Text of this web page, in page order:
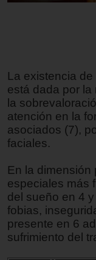
La existencia
está dada por
la
atención en la
asociados (7),
faciales.
En la
especiales más
del sueño en 4
fobias,
presente en 6
sufrimiento del